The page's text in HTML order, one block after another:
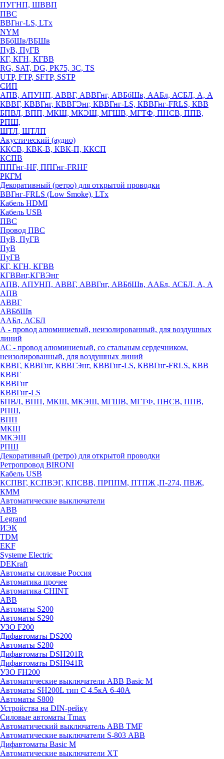
ПУГНП, ШВВП
ПВС
ВВГнг-LS, LTx
NYM
ВБбШв/ВБШв
ПуВ, ПуГВ
КГ, КГН, КГВВ
RG, SAT, DG, РК75, 3С, TS
UTP, FTP, SFTP, SSTP
СИП
АПВ, АПУНП, АВВГ, АВВГнг, АВБбШв, ААБл, АСБЛ, А, А
КВВГ, КВВГнг, КВВГЭнг, КВВГнг-LS, КВВГнг-FRLS, КВВ
БПВЛ, ВПП, МКШ, МКЭШ, МГШВ, МГТФ, ПНСВ, ППВ,
РПШ,
ШТЛ, ШТЛП
Акустический (аудио)
ККСВ, КВК-В, КВК-П, ККСП
КСПВ
ППГнг-HF, ППГнг-FRHF
РКГМ
Декоративный (ретро) для открытой проводки
ВВГнг-FRLS (Low Smoke), LTx
Кабель HDMI
Кабель USB
ПВС
Провод ПВС
ПуВ, ПуГВ
ПуВ
ПуГВ
КГ, КГН, КГВВ
КГВВнг,КГВЭнг
АПВ, АПУНП, АВВГ, АВВГнг, АВБбШв, ААБл, АСБЛ, А, А
АПВ
АВВГ
АВБбШв
ААБл, АСБЛ
А - провод алюминиевый, неизолированный, для воздушных
линий
АС - провод алюминиевый, со стальным сердечником,
неизолированный, для воздушных линий
КВВГ, КВВГнг, КВВГЭнг, КВВГнг-LS, КВВГнг-FRLS, КВВ
КВВГ
КВВГнг
КВВГнг-LS
БПВЛ, ВПП, МКШ, МКЭШ, МГШВ, МГТФ, ПНСВ, ППВ,
РПШ,
ВПП
МКШ
МКЭШ
РПШ
Декоративный (ретро) для открытой проводки
Ретропровод BIRONI
Кабель USB
КСПВГ, КСПВЭГ, КПСВВ, ПРППМ, ПТПЖ ,П-274, ПВЖ,
КММ
Автоматические выключатели
ABB
Legrand
ИЭК
TDM
EKF
Systeme Electric
DEKraft
Автоматы силовые Россия
Автоматика прочее
Автоматика CHINT
ABB
Автоматы S200
Автоматы S290
УЗО F200
Дифавтоматы DS200
Автоматы S280
Дифавтоматы DSH201R
Дифавтоматы DSH941R
УЗО FH200
Автоматические выключатели ABB Basic M
Автоматы SH200L тип С 4.5кА 6-40А
Автоматы S800
Устройства на DIN-рейку
Силовые автоматы Tmax
Автоматический выключатель ABB TMF
Автоматические выключатели S-803 АВВ
Дифавтоматы Basic M
Автоматические выключатели XT